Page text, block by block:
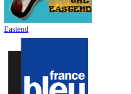
Eastend